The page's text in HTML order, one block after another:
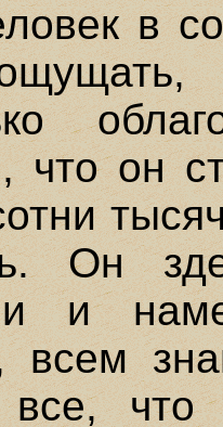
в
что он
Он
и
всем
что